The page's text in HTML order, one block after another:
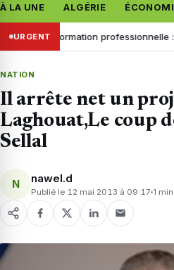
À LA UNE ALGÉRIE
URGENTFormation professionnelle :
NATION
Il arrête net un
Laghouat,Le coup
Sellal
N nawel.d
Publié le 12 mai 2013 à 09:17 1